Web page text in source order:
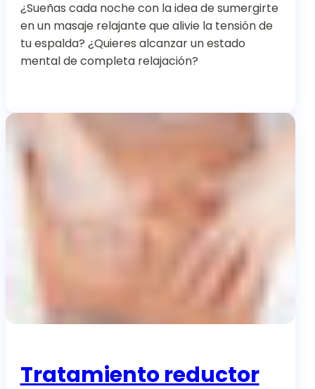
¿Sueñas cada noche con la idea de sumergirte
en un masaje relajante que alivie la tensión de
tu espalda? ¿Quieres alcanzar un estado
mental de completa relajación?
Tratamiento reductor